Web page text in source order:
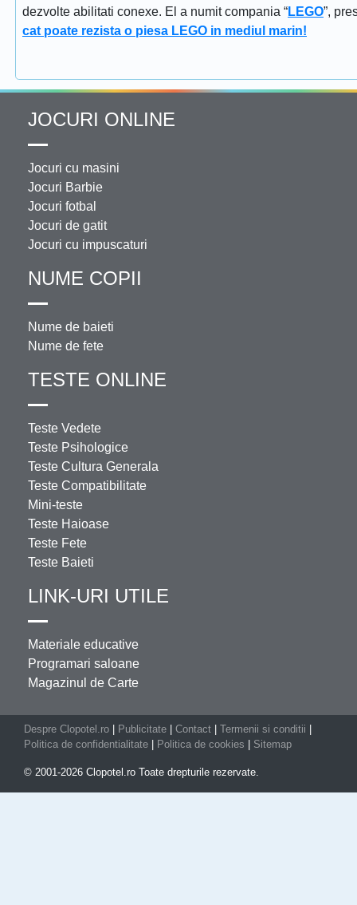
dezvolte abilitati conexe. El a numit compania “LEGO”,
cat poate rezista o piesa LEGO in mediul marin!
JOCURI ONLINE
Jocuri cu masini
Jocuri Barbie
Jocuri fotbal
Jocuri de gatit
Jocuri cu impuscaturi
NUME COPII
Nume de baieti
Nume de fete
TESTE ONLINE
Teste Vedete
Teste Psihologice
Teste Cultura Generala
Teste Compatibilitate
Mini-teste
Teste Haioase
Teste Fete
Teste Baieti
LINK-URI UTILE
Materiale educative
Programari saloane
Magazinul de Carte
Despre Clopotel.ro Publicitate Contact Termenii si conditii
Politica de confidentialitate
Politica de cookies Sitemap
© 2001-2026 Clopotel.ro Toate drepturile rezervate.